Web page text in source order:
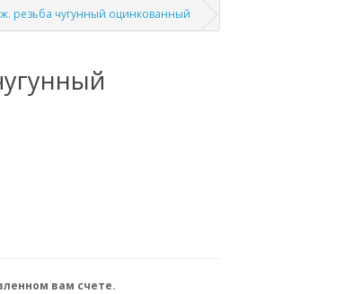
резьба чугунный оцинкованный
вам счете.